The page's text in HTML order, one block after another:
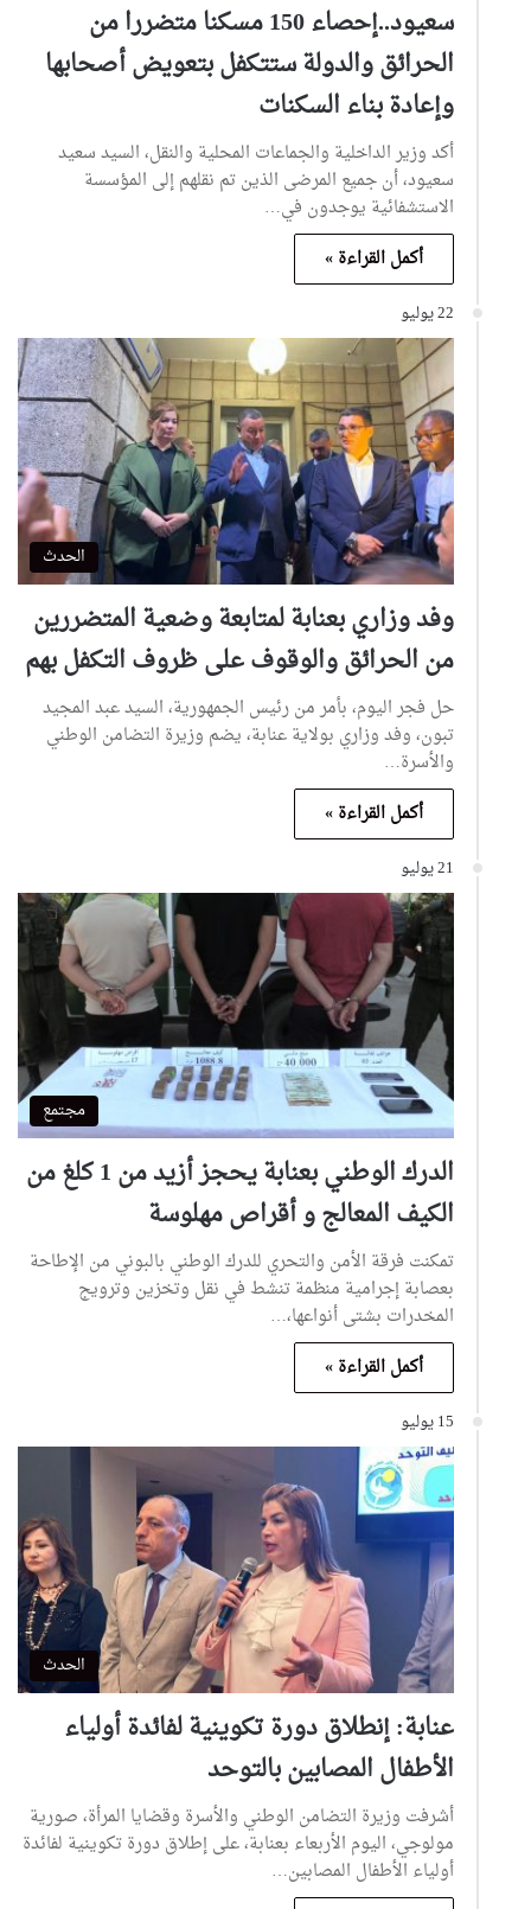
سعيود..إحصاء 150 مسكنا متضررا من
الحرائق والدولة ستتكفل بتعويض أصحابها
وإعادة بناء السكنات
أكد وزير الداخلية والجماعات المحلية والنقل، السيد سعيد
سعيود، أن جميع المرضى الذين تم نقلهم إلى المؤسسة
الاستشفائية يوجدون في…
أكمل القراءة »
22 يوليو
الحدث
وفد وزاري بعنابة لمتابعة وضعية المتضررين
من الحرائق والوقوف على ظروف التكفل بهم
حل فجر اليوم، بأمر من رئيس الجمهورية، السيد عبد المجيد
تبون، وفد وزاري بولاية عنابة، يضم وزيرة التضامن الوطني
والأسرة…
أكمل القراءة »
21 يوليو
مجتمع
الدرك الوطني بعنابة يحجز أزيد من 1 كلغ من
الكيف المعالج و أقراص مهلوسة
تمكنت فرقة الأمن والتحري للدرك الوطني بالبوني من الإطاحة
بعصابة إجرامية منظمة تنشط في نقل وتخزين وترويج
المخدرات بشتى أنواعها،…
أكمل القراءة »
15 يوليو
الحدث
عنابة: إنطلاق دورة تكوينية لفائدة أولياء
الأطفال المصابين بالتوحد
أشرفت وزيرة التضامن الوطني والأسرة وقضايا المرأة، صورية
مولوجي، اليوم الأربعاء بعنابة، على إطلاق دورة تكوينية لفائدة
أولياء الأطفال المصابين…